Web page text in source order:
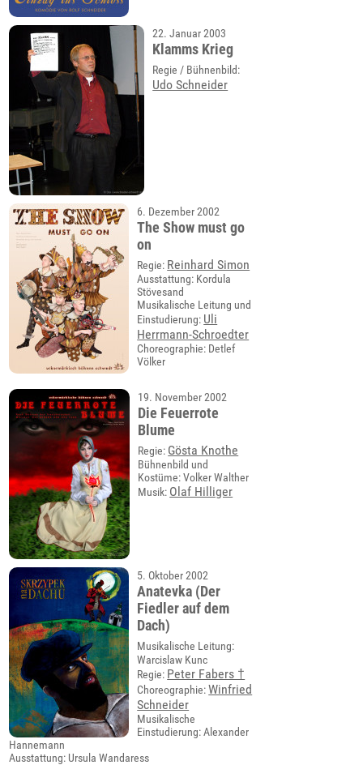
22. Januar 2003
Klamms Krieg
Regie / Bühnenbild:
Udo Schneider
6. Dezember 2002
The Show must go
on
Regie: Reinhard Simon
Ausstattung: Kordula
Stövesand
Musikalische Leitung und
Einstudierung: Uli
Herrmann-Schroedter
Choreographie: Detlef
Völker
19. November 2002
Die Feuerrote
Blume
Regie: Gösta Knothe
Bühnenbild und
Kostüme: Volker Walther
Musik: Olaf Hilliger
5. Oktober 2002
Anatevka (Der
Fiedler auf dem
Dach)
Musikalische Leitung:
Warcislaw Kunc
Regie: Peter Fabers †
Choreographie:Winfried
Schneider
Musikalische
Einstudierung: Alexander
Hannemann
Ausstattung: Ursula Wandaress